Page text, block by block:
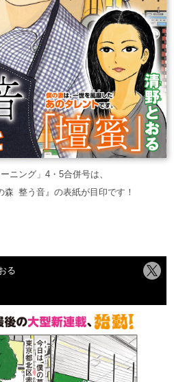
ニング」4・5合併号は、
森 整う音』の表紙が目印です！